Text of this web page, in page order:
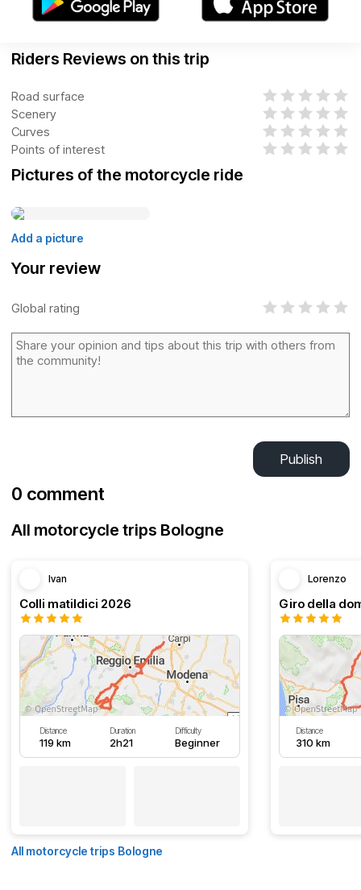
Riders Reviews on this trip
Road surface
Scenery
Curves
Points of interest
Pictures of the motorcycle ride
Add a picture
Your review
Global rating
Publish
0 comment
All motorcycle trips Bologne
Ivan
Colli matildici 2026
Distance
119 km
Duration
2h21
Difficulty
Beginner
Lorenzo
Distance
310 km
All motorcycle trips Bologne